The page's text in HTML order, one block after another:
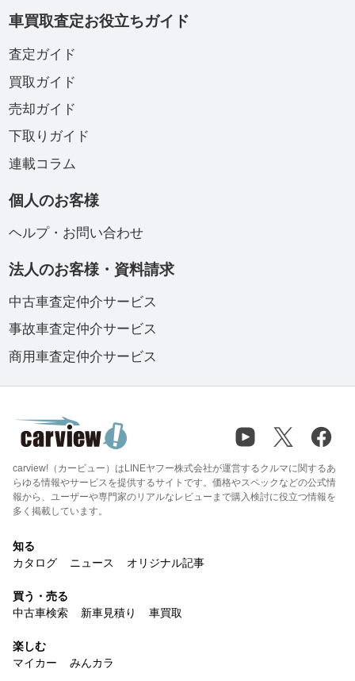
車買取査定お役立ちガイド
査定ガイド
買取ガイド
売却ガイド
下取りガイド
連載コラム
個人のお客様
ヘルプ・お問い合わせ
法人のお客様・資料請求
中古車査定仲介サービス
事故車査定仲介サービス
商用車査定仲介サービス
carview!（カービュー）はLINEヤフー株式会社が運営するクルマに関するあ
らゆる情報やサービスを提供するサイトです。価格やスペックなどの公式情
報から、ユーザーや専門家のリアルなレビューまで購入検討に役立つ情報を
多く掲載しています。
知る
カタログ
ニュース オリジナル記事
買う・売る
中古車検索
新車見積り 車買取
楽しむ
マイカー
みんカラ